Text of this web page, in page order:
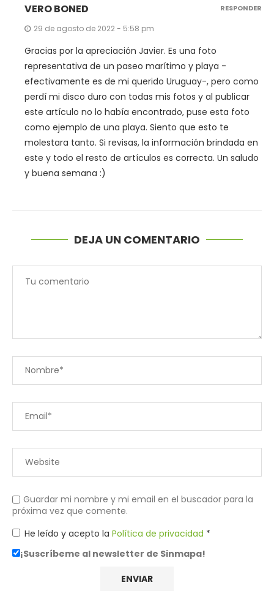
VERO BONED
29 de agosto de 2022 - 5:58 pm
Gracias por la apreciación Javier. Es una foto
representativa de un paseo marítimo y playa -
efectivamente es de mi querido Uruguay-, pero como
perdí mi disco duro con todas mis fotos y al publicar
este artículo no lo había encontrado, puse esta foto
como ejemplo de una playa. Siento que esto te
molestara tanto. Si revisas, la información brindada en
este y todo el resto de artículos es correcta. Un saludo
y buena semana :)
RESPONDER
DEJA UN COMENTARIO
Guardar mi nombre y mi email en el buscador para la
próxima vez que comente.
He leído y acepto la Política de privacidad *
¡Suscríbeme al newsletter de Sinmapa!